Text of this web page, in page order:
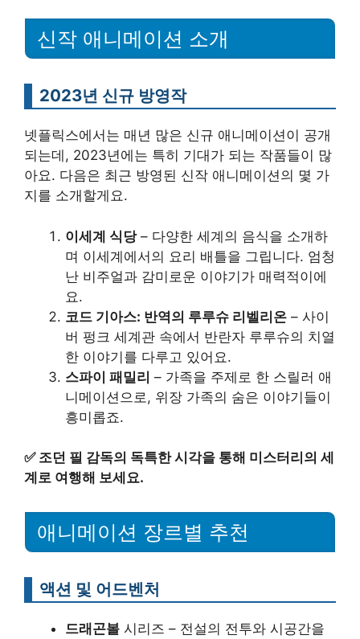
신작 애니메이션 소개
2023년 신규 방영작
넷플릭스에서는 매년 많은 신규 애니메이션이 공개
되는데, 2023년에는 특히 기대가 되는 작품들이 많
아요. 다음은 최근 방영된 신작 애니메이션의 몇 가
지를 소개할게요.
이세계 식당– 다양한 세계의 음식을 소개하
며 이세계에서의 요리 배틀을 그립니다. 엄청
난 비주얼과 감미로운 이야기가 매력적이에
요.
코드 기아스: 반역의 루루슈 리벨리온 – 사이
버 펑크 세계관 속에서 반란자 루루슈의 치열
한 이야기를 다루고 있어요.
스파이 패밀리 – 가족을 주제로 한 스릴러 애
니메이션으로, 위장 가족의 숨은 이야기들이
흥미롭죠.
✅ 조던 필 감독의 독특한 시각을 통해 미스터리의 세
계로 여행해 보세요.
애니메이션 장르별 추천
액션 및 어드벤처
드래곤볼 시리즈 – 전설의 전투와 시공간을